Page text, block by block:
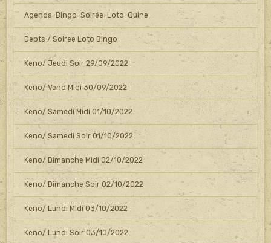
Agenda-Bingo-Soirée-Loto-Quine
Depts / Soiree Loto Bingo
Keno/ Jeudi Soir 29/09/2022
Keno/ Vend Midi 30/09/2022
Keno/ Samedi Midi 01/10/2022
Keno/ Samedi Soir 01/10/2022
Keno/ Dimanche Midi 02/10/2022
Keno/ Dimanche Soir 02/10/2022
Keno/ Lundi Midi 03/10/2022
Keno/ Lundi Soir 03/10/2022